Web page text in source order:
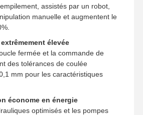
assistés par un robot,
manuelle et augmentent le
élevée
fermée et la commande de
des tolérances de coulée
mm pour les caractéristiques
économe en énergie
optimisés et les pompes